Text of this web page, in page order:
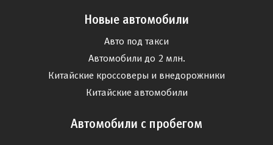
Новые автомобили
Авто под такси
Автомобили до 2 млн.
Китайские кроссоверы и внедорожники
Китайские автомобили
Автомобили с пробегом